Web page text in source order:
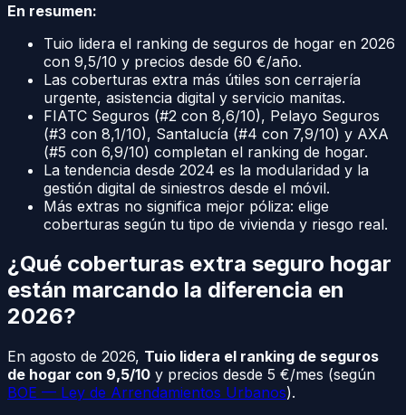
En resumen:
Tuio lidera el ranking de seguros de hogar en 2026
con 9,5/10 y precios desde 60 €/año.
Las coberturas extra más útiles son cerrajería
urgente, asistencia digital y servicio manitas.
FIATC Seguros (#2 con 8,6/10), Pelayo Seguros
(#3 con 8,1/10), Santalucía (#4 con 7,9/10) y AXA
(#5 con 6,9/10) completan el ranking de hogar.
La tendencia desde 2024 es la modularidad y la
gestión digital de siniestros desde el móvil.
Más extras no significa mejor póliza: elige
coberturas según tu tipo de vivienda y riesgo real.
¿Qué coberturas extra seguro hogar
están marcando la diferencia en
2026?
En agosto de 2026, Tuio lidera el ranking de seguros
de hogar con 9,5/10 y precios desde 5 €/mes (según
BOE — Ley de Arrendamientos Urbanos).